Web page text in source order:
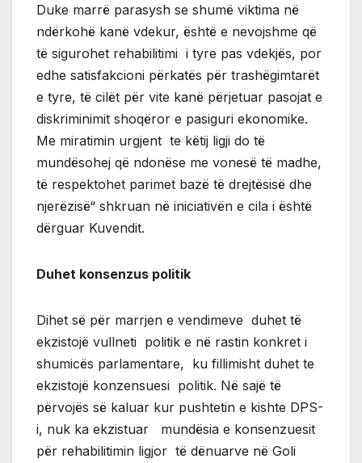
Duke marrë parasysh se shumë viktima në
ndërkohë kanë vdekur, është e nevojshme që
të sigurohet rehabilitimi i tyre pas vdekjës, por
edhe satisfakcioni përkatës për trashëgimtarët
e tyre, të cilët për vite kanë përjetuar pasojat e
diskriminimit shoqëror e pasiguri ekonomike.
Me miratimin urgjent te këtij ligji do të
mundësohej që ndonëse me vonesë të madhe,
të respektohet parimet bazë të drejtësisë dhe
njerëzisë“ shkruan në iniciativën e cila i është
dërguar Kuvendit.
Duhet konsenzus politik
Dihet së për marrjen e vendimeve duhet të
ekzistojë vullneti politik e në rastin konkret i
shumicës parlamentare, ku fillimisht duhet te
ekzistojë konzensuesi politik. Në sajë të
përvojës së kaluar kur pushtetin e kishte DPS-
i, nuk ka ekzistuar mundësia e konsenzuesit
për rehabilitimin ligjor të dënuarve në Goli